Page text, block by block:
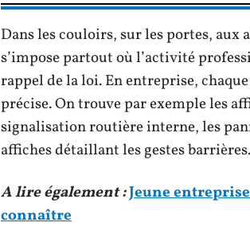
Dans les couloirs, sur les portes, aux
s’impose partout où l’activité
rappel de la loi. En entreprise,
précise. On trouve par exemple les
signalisation routière interne, les
affiches détaillant les gestes barrières.
A lire également :Jeune
connaître